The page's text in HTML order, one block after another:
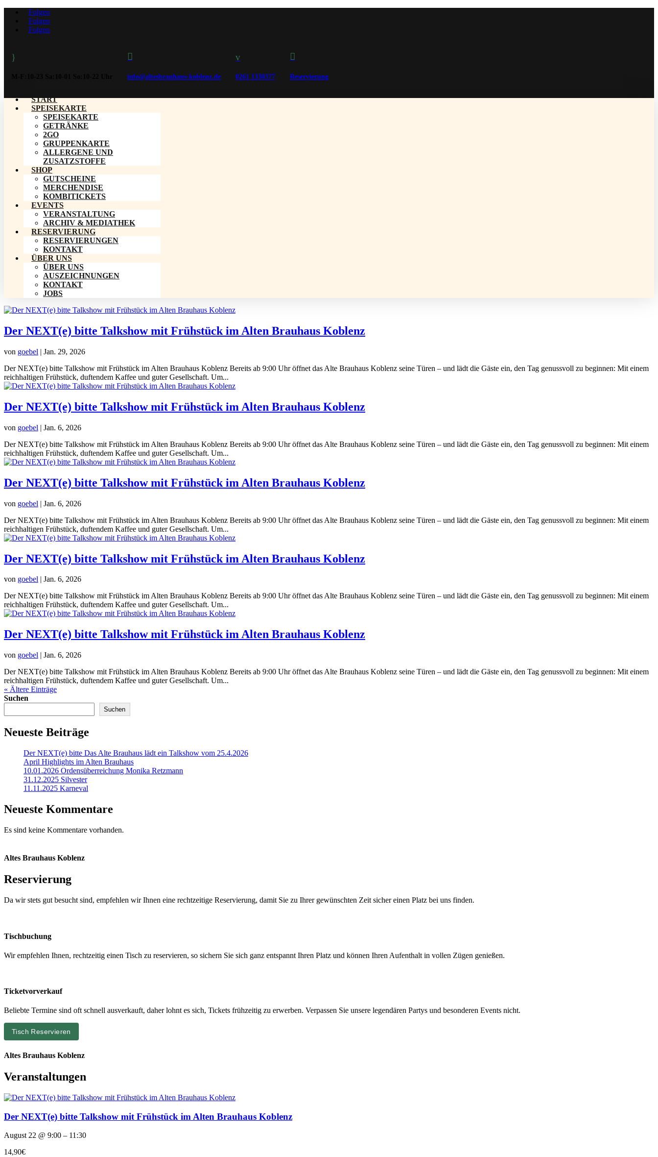
Folgen
Folgen
Folgen
} 
info@altesbrauhaus-koblenz.de
v
0261 1330377

Reservierung
START
SPEISEKARTE
SPEISEKARTE
GETRÄNKE
2GO
GRUPPENKARTE
ALLERGENE UND
ZUSATZSTOFFE
SHOP
GUTSCHEINE
MERCHENDISE
KOMBITICKETS
EVENTS
VERANSTALTUNG
ARCHIV & MEDIATHEK
RESERVIERUNG
RESERVIERUNGEN
KONTAKT
ÜBER UNS
ÜBER UNS
AUSZEICHNUNGEN
KONTAKT
JOBS
Der NEXT(e) bitte Talkshow mit Frühstück im Alten Brauhaus Koblenz
von goebel | Jan. 29, 2026
Der NEXT(e) bitte Talkshow mit Frühstück im Alten Brauhaus Koblenz Bereits ab 9:00 Uhr öffnet das Alte Brauhaus Koblenz seine Türen – und lädt die Gäste ein, den Tag genussvoll zu beginnen: Mit einem
reichhaltigen Frühstück, duftendem Kaffee und guter Gesellschaft. Um...
Der NEXT(e) bitte Talkshow mit Frühstück im Alten Brauhaus Koblenz
von goebel | Jan. 6, 2026
Der NEXT(e) bitte Talkshow mit Frühstück im Alten Brauhaus Koblenz Bereits ab 9:00 Uhr öffnet das Alte Brauhaus Koblenz seine Türen – und lädt die Gäste ein, den Tag genussvoll zu beginnen: Mit einem
reichhaltigen Frühstück, duftendem Kaffee und guter Gesellschaft. Um...
Der NEXT(e) bitte Talkshow mit Frühstück im Alten Brauhaus Koblenz
von goebel | Jan. 6, 2026
Der NEXT(e) bitte Talkshow mit Frühstück im Alten Brauhaus Koblenz Bereits ab 9:00 Uhr öffnet das Alte Brauhaus Koblenz seine Türen – und lädt die Gäste ein, den Tag genussvoll zu beginnen: Mit einem
reichhaltigen Frühstück, duftendem Kaffee und guter Gesellschaft. Um...
Der NEXT(e) bitte Talkshow mit Frühstück im Alten Brauhaus Koblenz
von goebel
Jan. 6, 2026
Der NEXT(e) bitte Talkshow mit Frühstück im Alten Brauhaus Koblenz Bereits ab 9:00 Uhr öffnet das Alte Brauhaus Koblenz seine Türen – und lädt die Gäste ein, den Tag genussvoll zu beginnen: Mit einem
reichhaltigen Frühstück, duftendem Kaffee und guter Gesellschaft. Um...
Der NEXT(e) bitte Talkshow mit Frühstück im Alten Brauhaus Koblenz
von goebel | Jan. 6, 2026
Der NEXT(e) bitte Talkshow mit Frühstück im Alten Brauhaus Koblenz Bereits ab 9:00 Uhr öffnet das Alte Brauhaus Koblenz seine Türen – und lädt die Gäste ein, den Tag genussvoll zu beginnen: Mit einem
reichhaltigen Frühstück, duftendem Kaffee und guter Gesellschaft. Um...
« Ältere Einträge
Suchen
Suchen
Neueste Beiträge
Der NEXT(e) bitte Das Alte Brauhaus lädt ein Talkshow vom 25.4.2026
April Highlights im Alten Brauhaus
10.01.2026 Ordensüberreichung Monika Retzmann
31.12.2025 Silvester
11.11.2025 Karneval
Neueste Kommentare
Es sind keine Kommentare vorhanden.
Altes Brauhaus Koblenz
Reservierung
Da wir stets gut besucht sind, empfehlen wir Ihnen eine rechtzeitige Reservierung, damit Sie zu Ihrer gewünschten Zeit sicher einen Platz bei uns finden.
Tischbuchung
Wir empfehlen Ihnen, rechtzeitig einen Tisch zu reservieren, so sichern Sie sich ganz entspannt Ihren Platz und können Ihren Aufenthalt in vollen Zügen genießen.
Ticketvorverkauf
Beliebte Termine sind oft schnell ausverkauft, daher lohnt es sich, Tickets frühzeitig zu erwerben. Verpassen Sie unsere legendären Partys und besonderen Events nicht.
Tisch Reservieren
Altes Brauhaus Koblenz
Veranstaltungen
Der NEXT(e) bitte Talkshow mit Frühstück im Alten Brauhaus Koblenz
August 22 @ 9:00 – 11:30
14,90€